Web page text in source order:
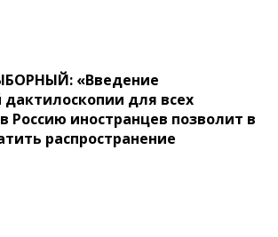
«Введение
дактилоскопии для всех
иностранцев позволит в
распространение